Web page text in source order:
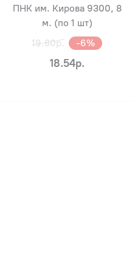
ПНК им. Кирова 9300, 8
м. (по 1 шт)
19.80р.
-6%
18.54р.